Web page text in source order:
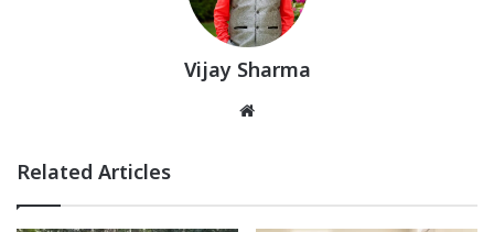
Vijay Sharma
Related Articles